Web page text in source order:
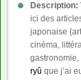
Description:
ici des
japonaise
cinéma,
gastronomie,
ryû que j’ai